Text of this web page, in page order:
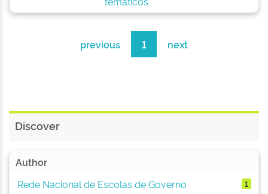
previous 1 next
Discover
Author
Rede Nacional de Escolas de Governo
1